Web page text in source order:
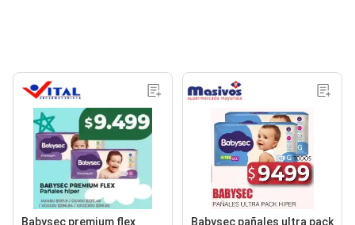
Babysec premium flex Babysec pañales ultra pack